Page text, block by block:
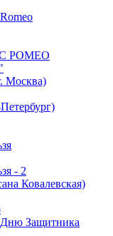
РОМЕО
Москва)
- 2
Ковалевская)
Дню Защитника